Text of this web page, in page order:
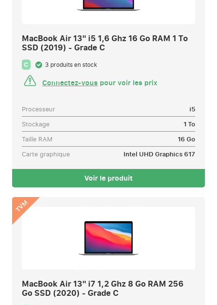
MacBook Air 13" i5 1,6 Ghz 16 Go RAM 1 To
SSD (2019) - Grade C
C 3 produits en stock
Connectez-vous pour voir les prix
Processeur
i5
Stockage
1 To
Taille RAM
16 Go
Carte graphique
Intel UHD Graphics 617
Voir le produit
TVM
MacBook Air 13" i7 1,2 Ghz 8 Go RAM 256
Go SSD (2020) - Grade C